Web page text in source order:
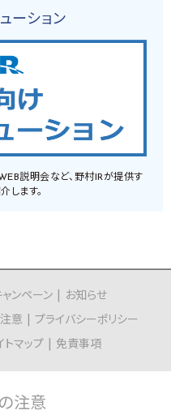
ーション
説明会など、野村IRが提供す
します。
ャンペーン
お知らせ
意
プライバシーポリシー
トマップ 免責事項
注意